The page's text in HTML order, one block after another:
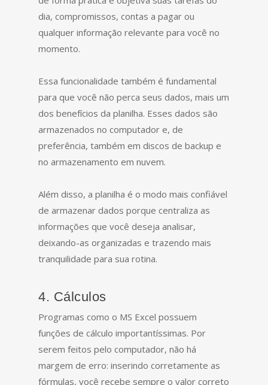
dia, compromissos, contas a pagar ou
qualquer informação relevante para você no
momento.
Essa funcionalidade também é fundamental
para que você não perca seus dados, mais um
dos benefícios da planilha. Esses dados são
armazenados no computador e, de
preferência, também em discos de backup e
no armazenamento em nuvem.
Além disso, a planilha é o modo mais confiável
de armazenar dados porque centraliza as
informações que você deseja analisar,
deixando-as organizadas e trazendo mais
tranquilidade para sua rotina.
4. Cálculos
Programas como o MS Excel possuem
funções de cálculo importantíssimas. Por
serem feitos pelo computador, não há
margem de erro: inserindo corretamente as
fórmulas, você recebe sempre o valor correto